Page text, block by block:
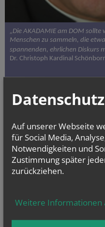
„Die AKADAMIE am DOM
Menschen zu sammeln, die
spannenden, ehrlichen Diskurs
Dr. Christoph Kardinal
Auf unserer Webseite
für Social Media,
Notwendigkeiten und
Zustimmung später
zurückziehen.
Weitere Informationen